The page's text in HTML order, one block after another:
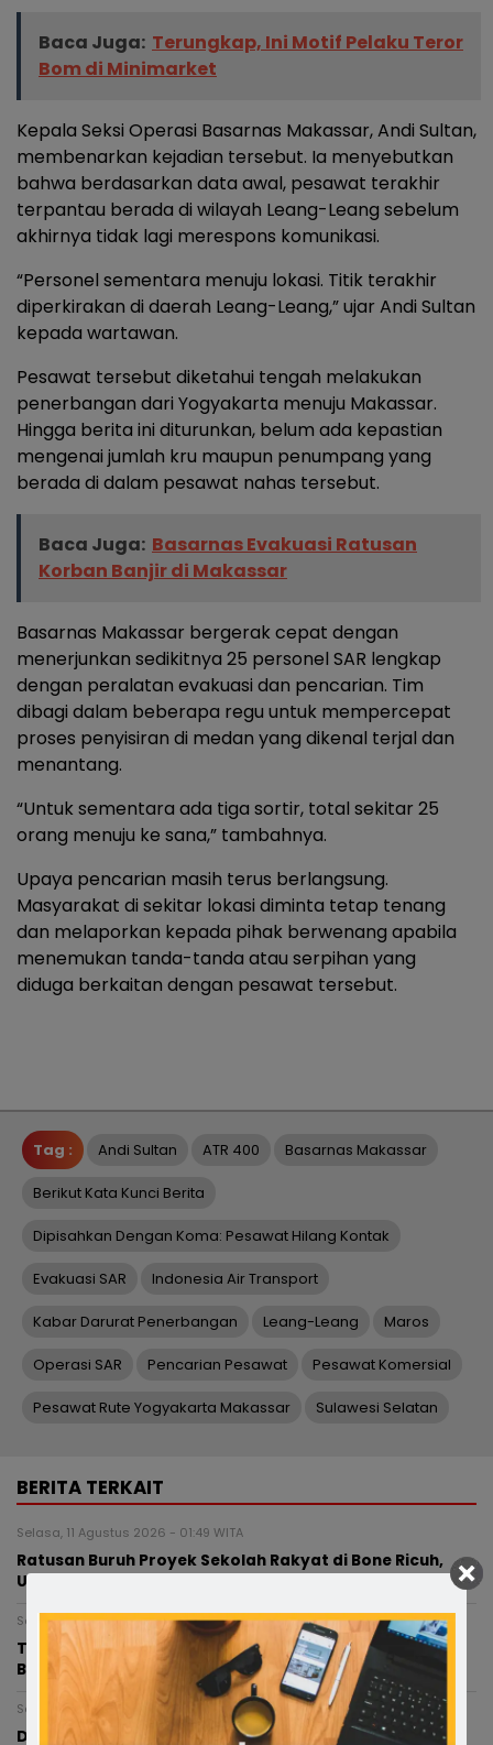
Baca Juga: Terungkap, Ini Motif Pelaku Teror
Bom di Minimarket
Kepala Seksi Operasi Basarnas Makassar, Andi Sultan,
membenarkan kejadian tersebut. Ia menyebutkan
bahwa berdasarkan data awal, pesawat terakhir
terpantau berada di wilayah Leang-Leang sebelum
akhirnya tidak lagi merespons komunikasi.
“Personel sementara menuju lokasi. Titik terakhir
diperkirakan di daerah Leang-Leang,” ujar Andi Sultan
kepada wartawan.
Pesawat tersebut diketahui tengah melakukan
penerbangan dari Yogyakarta menuju Makassar.
Hingga berita ini diturunkan, belum ada kepastian
mengenai jumlah kru maupun penumpang yang
berada di dalam pesawat nahas tersebut.
Baca Juga: Basarnas Evakuasi Ratusan
Korban Banjir di Makassar
Basarnas Makassar bergerak cepat dengan
menerjunkan sedikitnya 25 personel SAR lengkap
dengan peralatan evakuasi dan pencarian. Tim
dibagi dalam beberapa regu untuk mempercepat
proses penyisiran di medan yang dikenal terjal dan
menantang.
“Untuk sementara ada tiga sortir, total sekitar 25
orang menuju ke sana,” tambahnya.
Upaya pencarian masih terus berlangsung.
Masyarakat di sekitar lokasi diminta tetap tenang
dan melaporkan kepada pihak berwenang apabila
menemukan tanda-tanda atau serpihan yang
diduga berkaitan dengan pesawat tersebut.
Tag : Andi Sultan ATR 400 Basarnas Makassar
Berikut Kata Kunci Berita
Dipisahkan Dengan Koma: Pesawat Hilang Kontak
Evakuasi SAR Indonesia Air Transport
Kabar Darurat Penerbangan Leang-Leang Maros
Operasi SAR Pencarian Pesawat Pesawat Komersial
Pesawat Rute Yogyakarta Makassar Sulawesi Selatan
BERITA TERKAIT
Selasa, 11 Agustus 2026 - 01:49 WITA
Ratusan Buruh Proyek Sekolah Rakyat di Bone Ricuh,
Upah 3 Minggu Tak Kunjung Dibayar Oleh Mandor
Senin, 10 Agustus 2026 - 18:06 WITA
Tak Kenal Waktu dan Jarak, Tim Reaksi Cepat Dinsos
Bone Datangi Bayi yang Ditemukan di Rumah Kosong
Senin, 10 Agustus 2026 - 09:20 WITA
Dugaan Jaringan Lintas Provinsi: Pasokan dari Bone–